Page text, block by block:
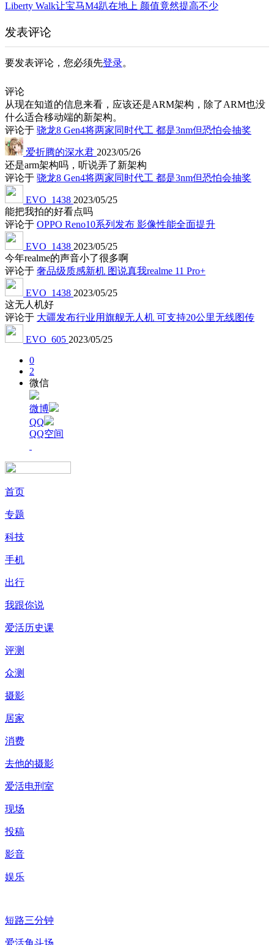
Liberty Walk让宝马M4趴在地上 颜值竟然提高不少
发表评论
要发表评论，您必须先登录。
评论
从现在知道的信息来看，应该还是ARM架构，除了ARM也没
什么适合移动端的新架构。
评论于 骁龙8 Gen4将两家同时代工 都是3nm但恐怕会抽奖
爱折腾的深水君 2023/05/26
还是arm架构吗，听说弄了新架构
评论于 骁龙8 Gen4将两家同时代工 都是3nm但恐怕会抽奖
EVO_1438 2023/05/25
能把我拍的好看点吗
评论于 OPPO Reno10系列发布 影像性能全面提升
EVO_1438 2023/05/25
今年realme的声音小了很多啊
评论于 奢品级质感新机 图说真我realme 11 Pro+
EVO_1438 2023/05/25
这无人机好
评论于 大疆发布行业用旗舰无人机 可支持20公里无线图传
EVO_605 2023/05/25
0
2
微信
微博
QQ
QQ空间
首页
专题
科技
手机
出行
我跟你说
爱活历史课
评测
众测
摄影
居家
消费
去他的摄影
爱活电刑室
现场
投稿
影音
娱乐
短路三分钟